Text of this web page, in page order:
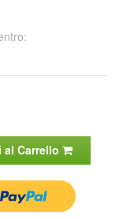
Carrello